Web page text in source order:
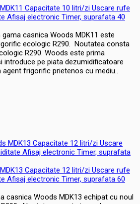
Capacitate 10 litri/zi Uscare rufe
Afisaj electronic Timer, suprafata 40
casnica Woods MDK11 este
ecologic R290. Noutatea consta
R290. Woods este prima
introduce pe piata dezumidificatoare
frigorific prietenos cu mediu..
Capacitate 12 litri/zi Uscare rufe
Afisaj electronic Timer, suprafata 60
casnica Woods MDK13 echipat cu noul